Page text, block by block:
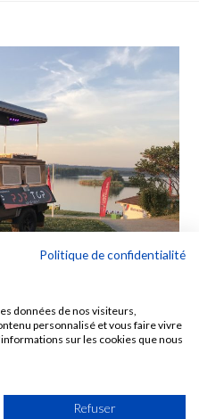
Politique de confidentialité
données de nos visiteurs,
personnalisé et vous faire vivre
sur les cookies que nous
Refuser